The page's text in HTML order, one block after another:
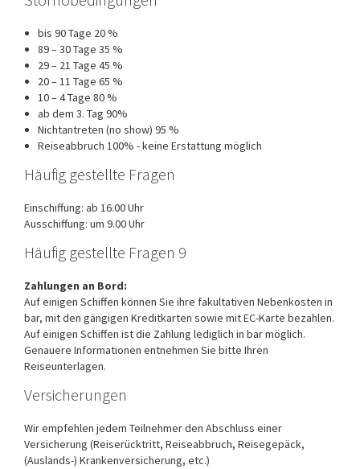
bis 90 Tage 20 %
89 – 30 Tage 35 %
29 – 21 Tage 45 %
20 – 11 Tage 65 %
10 – 4 Tage 80 %
ab dem 3. Tag 90%
Nichtantreten (no show) 95 %
Reiseabbruch 100% - keine Erstattung möglich
Häufig gestellte Fragen
Einschiffung: ab 16.00 Uhr
Ausschiffung: um 9.00 Uhr
Häufig gestellte Fragen 9
Zahlungen an Bord:
Auf einigen Schiffen können Sie ihre fakultativen Nebenkosten in
bar, mit den gängigen Kreditkarten sowie mit EC-Karte bezahlen.
Auf einigen Schiffen ist die Zahlung lediglich in bar möglich.
Genauere Informationen entnehmen Sie bitte Ihren
Reiseunterlagen.
Versicherungen
Wir empfehlen jedem Teilnehmer den Abschluss einer
Versicherung (Reiserücktritt, Reiseabbruch, Reisegepäck,
(Auslands-) Krankenversicherung, etc.)